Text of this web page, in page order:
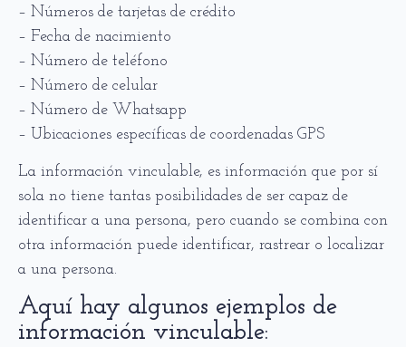
– Números de tarjetas de crédito
– Fecha de nacimiento
– Número de teléfono
– Número de celular
– Número de Whatsapp
– Ubicaciones específicas de coordenadas GPS
La información vinculable, es información que por sí
sola no tiene tantas posibilidades de ser capaz de
identificar a una persona, pero cuando se combina con
otra información puede identificar, rastrear o localizar
a una persona.
Aquí hay algunos ejemplos de
información vinculable: